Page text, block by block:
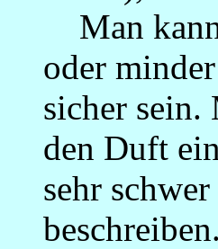
Man kann
oder
sicher sein.
den Duft
sehr